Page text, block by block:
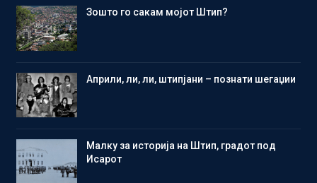
Зошто го сакам мојот Штип?
Aприли, ли, ли, штипјани – познати шегаџии
Малку за историја на Штип, градот под
Исарот